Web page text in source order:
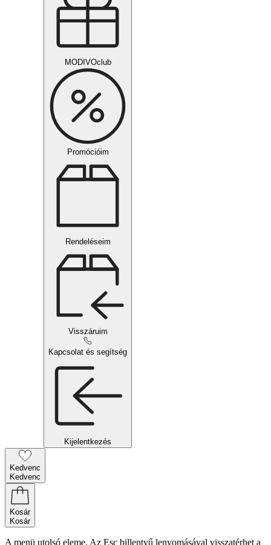
MODIVOclub
Promócióim
Rendeléseim
Visszáruim
Kapcsolat és segítség
Kijelentkezés
Kedvenc
Kedvenc
Kosár
Kosár
A menü utolsó eleme. Az Esc billentyű lenyomásával visszatérhet a